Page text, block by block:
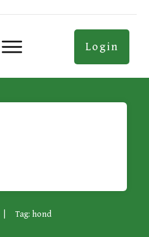
Login
Tag: hond